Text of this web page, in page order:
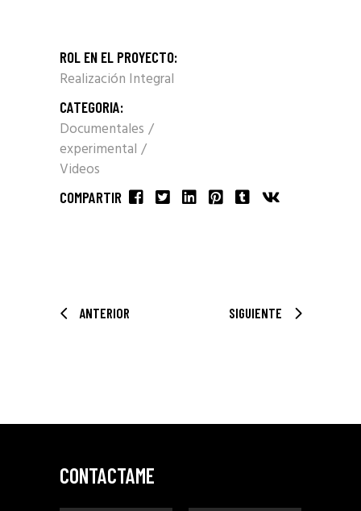
ROL EN EL PROYECTO:
Realización Integral
CATEGORIA:
Documentales
experimental
Videos
COMPARTIR
ANTERIOR SIGUIENTE
CONTACTAME